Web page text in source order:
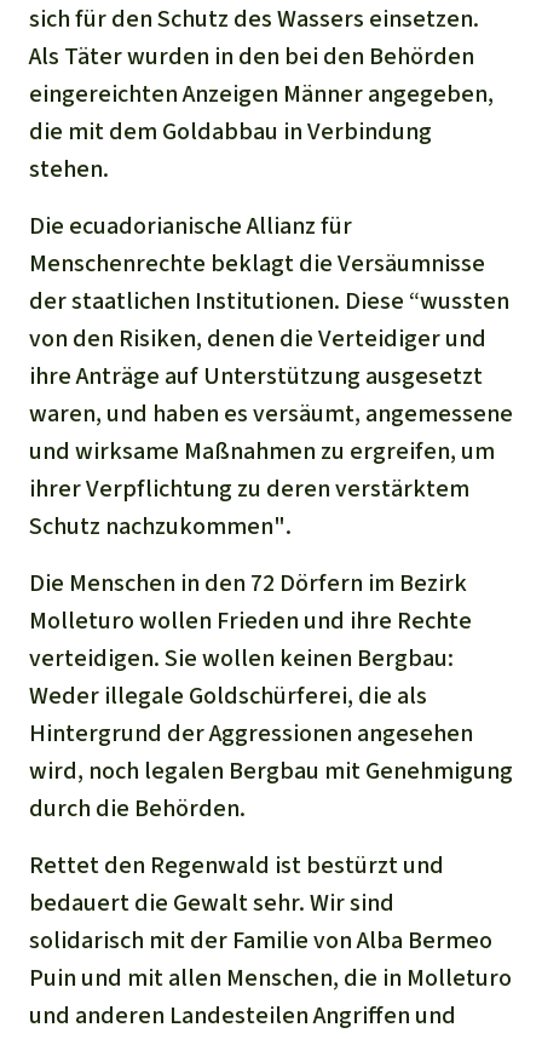
sich für den Schutz des Wassers einsetzen.
Als Täter wurden in den bei den Behörden
eingereichten Anzeigen Männer angegeben,
die mit dem Goldabbau in Verbindung
stehen.
Die ecuadorianische Allianz für
Menschenrechte beklagt die Versäumnisse
der staatlichen Institutionen. Diese “wussten
von den Risiken, denen die Verteidiger und
ihre Anträge auf Unterstützung ausgesetzt
waren, und haben es versäumt, angemessene
und wirksame Maßnahmen zu ergreifen, um
ihrer Verpflichtung zu derenverstärktem
Schutz nachzukommen".
Die Menschen in den 72 Dörfern im Bezirk
Molleturo wollen Frieden und ihre Rechte
verteidigen. Sie wollen keinen Bergbau:
Weder illegale Goldschürferei, die als
Hintergrund der Aggressionen angesehen
wird, noch legalen Bergbau mit Genehmigung
durch die Behörden.
Rettet den Regenwald ist bestürzt und
bedauert die Gewalt sehr. Wir sind
solidarisch mit der Familie von Alba Bermeo
Puin und mit allen Menschen, die in Molleturo
und anderen Landesteilen Angriffen und